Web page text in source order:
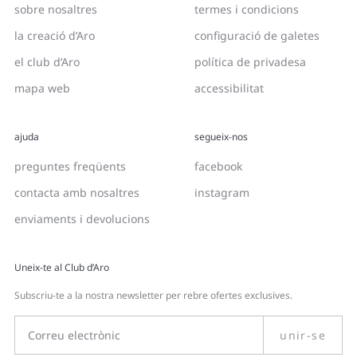
sobre nosaltres
la creació d’Aro
el club d’Aro
mapa web
termes i condicions
configuració de galetes
política de privadesa
accessibilitat
ajuda
preguntes freqüents
contacta amb nosaltres
enviaments i devolucions
segueix-nos
facebook
instagram
Uneix-te al Club d’Aro
Subscriu-te a la nostra newsletter per rebre ofertes exclusives.
unir-se